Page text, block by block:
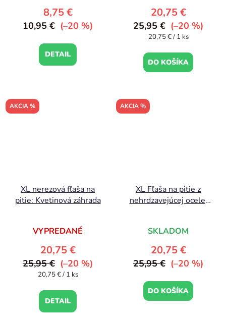
8,75 €
10,95 € (–20 %)
DETAIL
20,75 €
25,95 € (–20 %)
Jednotková
20,75 € / 1 ks
DO KOŠÍKA
AKCIA %
XL nerezová fľaša na
pitie: Kvetinová záhrada
VYPREDANÉ
20,75 €
25,95 € (–20 %)
Jednotková
20,75 € / 1 ks
DETAIL
AKCIA %
XL Fľaša na pitie z
nehrdzavejúcej ocele:
SKLADOM
20,75 €
25,95 € (–20 %)
DO KOŠÍKA